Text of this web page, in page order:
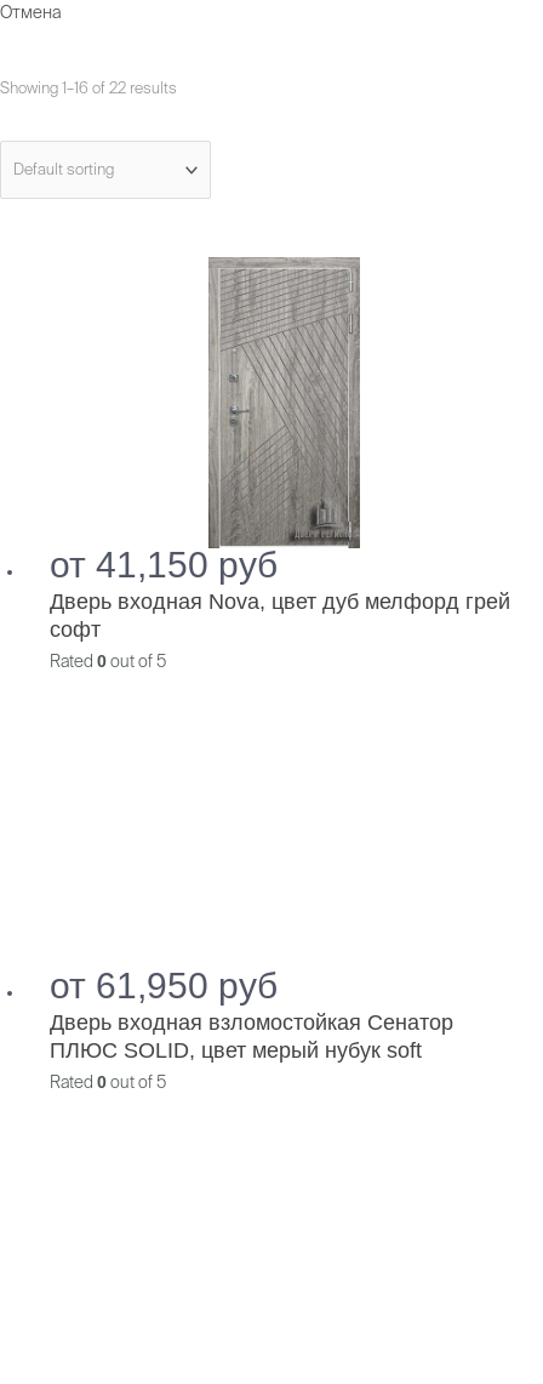
Отмена
Showing 1–16 of 22 results
от 41,150 руб
Дверь входная Nova, цвет дуб мелфорд грей
софт
Rated 0out of 5
от 61,950 руб
Дверь входная взломостойкая Сенатор
ПЛЮС SOLID, цвет мерый нубук soft
Rated 0out of 5